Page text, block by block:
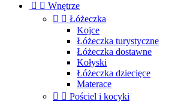
  Wnętrze
  Łóżeczka
Kojce
Łóżeczka turystyczne
Łóżeczka dostawne
Kołyski
Łóżeczka dziecięce
Materace
  Pościel i kocyki